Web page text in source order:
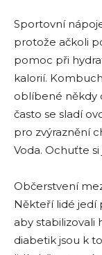
Sportovní
protože ačkoli
pomoc při
kalorií.
oblíbené někdy
často se sladí
pro zvýraznění
Voda. Ochuťte
Občerstvení
Někteří lidé jedí
aby stabilizovali
diabetik jsou k